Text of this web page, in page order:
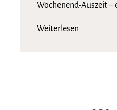
Wochenend-Auszeit –
Weiterlesen